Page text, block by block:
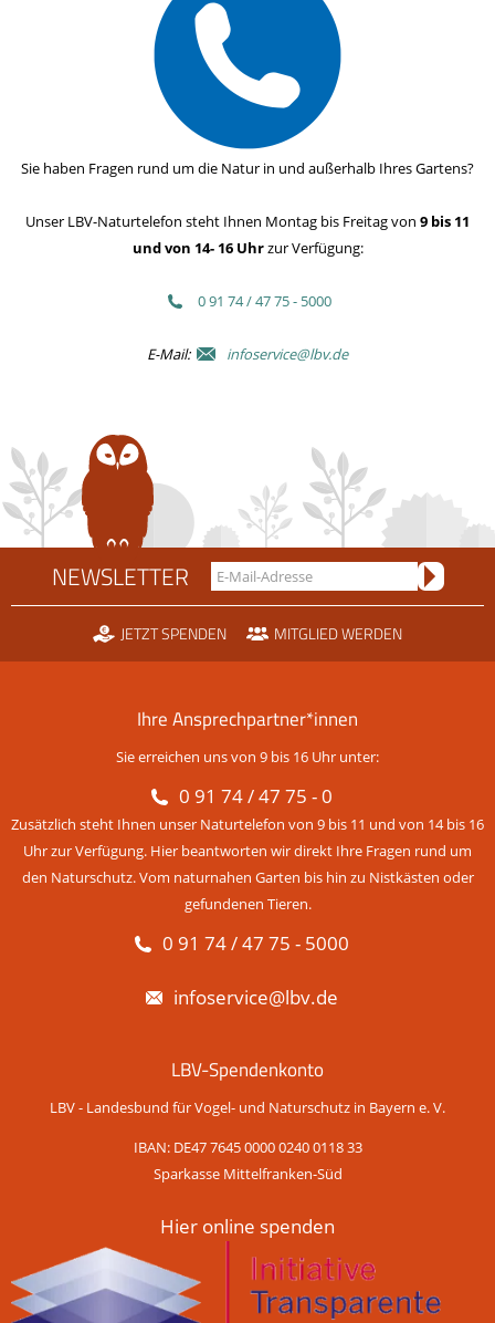
Sie haben Fragen rund um die Natur in und außerhalb Ihres Gartens?
Unser LBV-Naturtelefon steht Ihnen Montag bis Freitag von 9 bis 11
und von 14- 16 Uhrzur Verfügung:
0 91 74 / 47 75 - 5000
E-Mail: infoservice@lbv.de
NEWSLETTER
JETZT SPENDEN MITGLIED WERDEN
Ihre Ansprechpartner*innen
Sie erreichen uns von 9 bis 16 Uhr unter:
0 91 74 / 47 75 - 0
Zusätzlich steht Ihnen unser Naturtelefon von 9 bis 11 und von 14 bis 16
Uhr zur Verfügung. Hier beantworten wir direkt Ihre Fragen rund um
den Naturschutz. Vom naturnahen Garten bis hin zu Nistkästen oder
gefundenen Tieren.
0 91 74 / 47 75 - 5000
infoservice@lbv.de
LBV-Spendenkonto
LBV - Landesbund für Vogel- und Naturschutz in Bayern e. V.
IBAN: DE47 7645 0000 0240 0118 33
Sparkasse Mittelfranken-Süd
Hier online spenden